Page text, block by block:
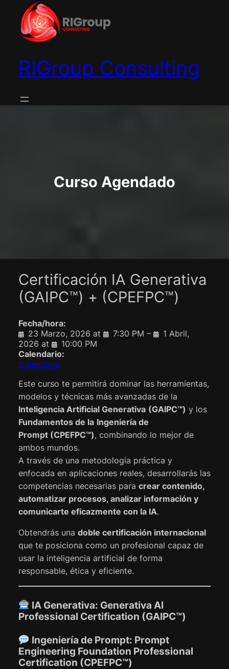
contenido
RIGroup Consulting
Curso Agendado
Certificación IA Generativa
(GAIPC™) + (CPEFPC™)
Fecha/hora:
23 Marzo, 2026 at 7:30 PM –
1 Abril,
2026 at
10:00 PM
Calendario:
Calendario
Este curso te permitirá dominar las herramientas,
modelos y técnicas más avanzadas de la
Inteligencia Artificial Generativa (GAIPC™) y los
Fundamentos de la Ingeniería de
Prompt(CPEFPC™), combinando lo mejor de
ambos mundos.
A través de una metodología práctica y
enfocada en aplicaciones reales, desarrollarás las
competencias necesarias para crear contenido,
automatizar procesos, analizar información y
comunicarte eficazmente con la IA.
Obtendrás una doble certificación internacional
que te posiciona como un profesional capaz de
usar la inteligencia artificial de forma
responsable, ética y eficiente.
IA Generativa: Generativa AI
Professional Certification (GAIPC™)
Ingeniería de Prompt: Prompt
Engineering Foundation Professional
Certification (CPEFPC™)